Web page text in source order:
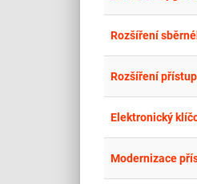
Rozšíření
Rozšíření
Elektronický
Modernizace